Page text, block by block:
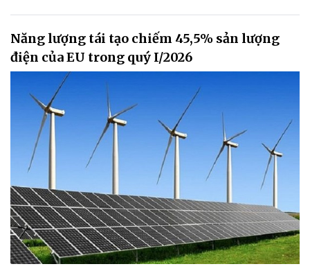
Năng lượng tái tạo chiếm 45,5% sản lượng
điện của EU trong quý I/2026